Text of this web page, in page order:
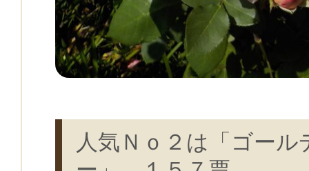
人気Ｎｏ２は「ゴール